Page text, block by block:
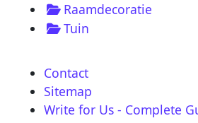
Raamdecoratie
Tuin
Contact
Sitemap
Write for Us - Complete